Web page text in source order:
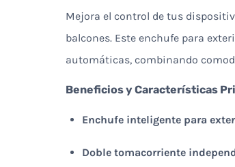
Mejora el control de tus
balcones. Este enchufe para
automáticas, combinando
Beneficios y Características
Enchufe inteligente para
Doble tomacorriente